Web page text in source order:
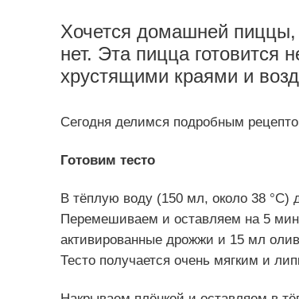
Хочется домашней
нет. Эта пицца готовится
хрустящими краями и
Сегодня делимся подробным
Готовим тесто
В тёплую воду (150 мл, около 38
Перемешиваем и оставляем на 5
активированные дрожжи и 15 мл
Тесто получается очень мягким и